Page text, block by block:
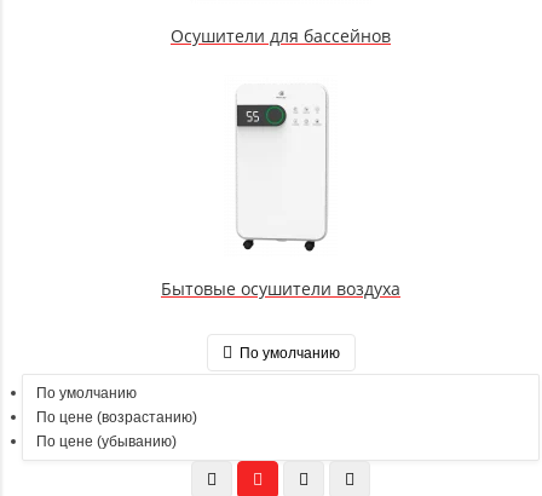
Осушители для бассейнов
Бытовые осушители воздуха
По умолчанию
По умолчанию
По цене (возрастанию)
По цене (убыванию)